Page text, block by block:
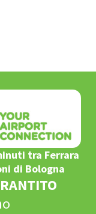
tra Ferrara
di Bologna